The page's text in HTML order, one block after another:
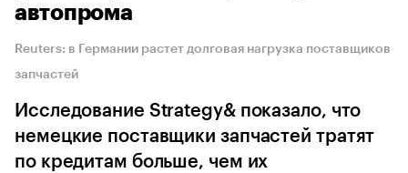
автопрома
Reuters: в Германии растет долговая нагрузка поставщиков
запчастей
Исследование Strategy& показало, что
немецкие поставщики запчастей тратят
по кредитам больше, чем их